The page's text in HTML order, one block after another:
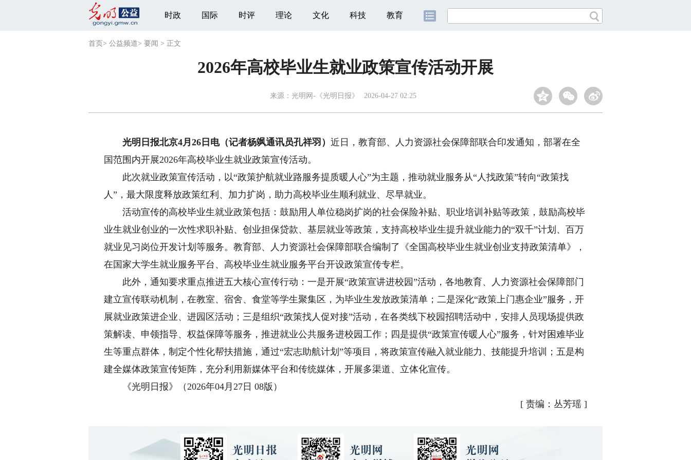
时政 国际 时评 理论 文化 科技 教育
首页 > 公益频道> 要闻 > 正文
2026年高校毕业生就业政策宣传活动开展
来源： 光明网-《光明日报》 2026-04-27 02:25
光明日报北京4月26日电（记者杨飒通讯员孔祥羽） 近日，教育部、人力资源社会保障部联合印发通知，部署在全
国范围内开展2026年高校毕业生就业政策宣传活动。
此次就业政策宣传活动，以“政策护航就业路服务提质暖人心”为主题，推动就业服务从“人找政策”转向“政策找
人”，最大限度释放政策红利、加力扩岗，助力高校毕业生顺利就业、尽早就业。
活动宣传的高校毕业生就业政策包括：鼓励用人单位稳岗扩岗的社会保险补贴、职业培训补贴等政策，鼓励高校毕
业生就业创业的一次性求职补贴、创业担保贷款、基层就业等政策，支持高校毕业生提升就业能力的“双千”计划、百万
就业见习岗位开发计划等服务。教育部、人力资源社会保障部联合编制了《全国高校毕业生就业创业支持政策清单》，
在国家大学生就业服务平台、高校毕业生就业服务平台开设政策宣传专栏。
此外，通知要求重点推进五大核心宣传行动：一是开展“政策宣讲进校园”活动，各地教育、人力资源社会保障部门
建立宣传联动机制，在教室、宿舍、食堂等学生聚集区，为毕业生发放政策清单；二是深化“政策上门惠企业”服务，开
展就业政策进企业、进园区活动；三是组织“政策找人促对接”活动，在各类线下校园招聘活动中，安排人员现场提供政
策解读、申领指导、权益保障等服务，推进就业公共服务进校园工作；四是提供“政策宣传暖人心”服务，针对困难毕业
生等重点群体，制定个性化帮扶措施，通过“宏志助航计划”等项目，将政策宣传融入就业能力、技能提升培训；五是构
建全媒体政策宣传矩阵，充分利用新媒体平台和传统媒体，开展多渠道、立体化宣传。
《光明日报》（2026年04月27日 08版）
[ 责编：丛芳瑶 ]